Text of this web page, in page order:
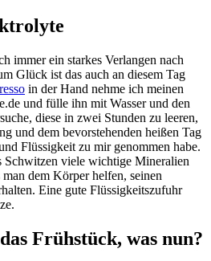
immer ein starkes Verlangen nach
Glück ist das auch an diesem Tag
in der Hand nehme ich meinen
und fülle ihn mit Wasser und den
diese in zwei Stunden zu leeren,
und dem bevorstehenden heißen Tag
Flüssigkeit zu mir genommen habe.
Schwitzen viele wichtige Mineralien
dem Körper helfen, seinen
Eine gute Flüssigkeitszufuhr
Frühstück, was nun?